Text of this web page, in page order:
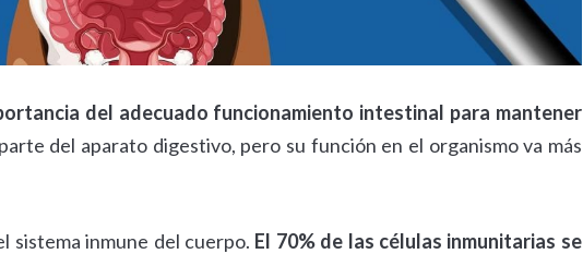
del adecuado funcionamiento intestinal para mantener
del aparato digestivo, pero su función en el organismo va más
sistema inmune del cuerpo. El 70% de las células inmunitarias se